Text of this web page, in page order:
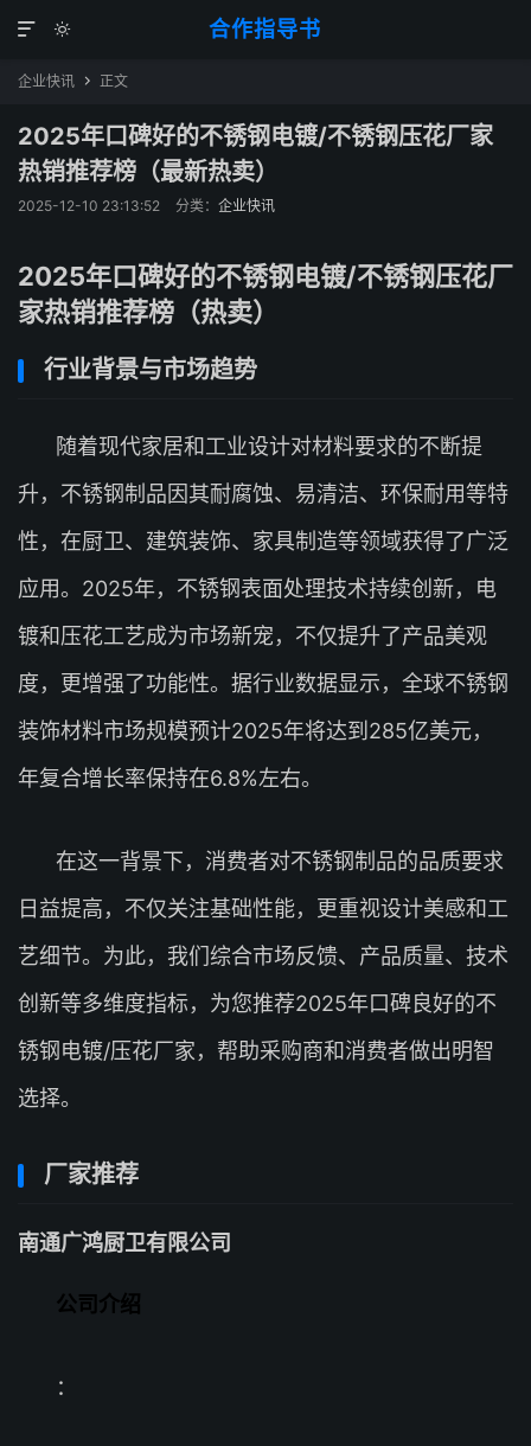
合作指导书


企业快讯  正文
2025年口碑好的不锈钢电镀/不锈钢压花厂家
热销推荐榜（最新热卖）
2025-12-10 23:13:52 分类： 企业快讯
2025年口碑好的不锈钢电镀/不锈钢压花厂
家热销推荐榜（热卖）
行业背景与市场趋势
随着现代家居和工业设计对材料要求的不断提
升，不锈钢制品因其耐腐蚀、易清洁、环保耐用等特
性，在厨卫、建筑装饰、家具制造等领域获得了广泛
应用。2025年，不锈钢表面处理技术持续创新，电
镀和压花工艺成为市场新宠，不仅提升了产品美观
度，更增强了功能性。据行业数据显示，全球不锈钢
装饰材料市场规模预计2025年将达到285亿美元，
年复合增长率保持在6.8%左右。
在这一背景下，消费者对不锈钢制品的品质要求
日益提高，不仅关注基础性能，更重视设计美感和工
艺细节。为此，我们综合市场反馈、产品质量、技术
创新等多维度指标，为您推荐2025年口碑良好的不
锈钢电镀/压花厂家，帮助采购商和消费者做出明智
选择。
厂家推荐
南通广鸿厨卫有限公司
公司介绍
：